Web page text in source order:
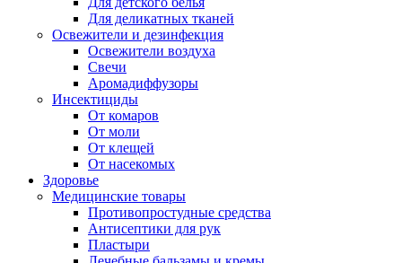
Для деликатных тканей
Освежители и дезинфекция
Освежители воздуха
Свечи
Аромадиффузоры
Инсектициды
От комаров
От моли
От клещей
От насекомых
Здоровье
Медицинские товары
Противопростудные средства
Антисептики для рук
Пластыри